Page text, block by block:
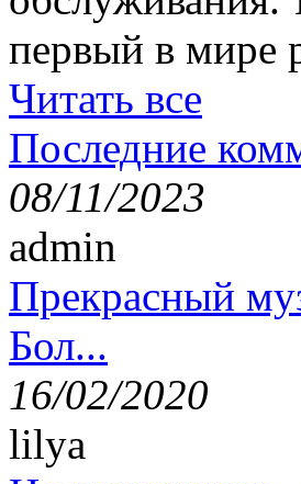
первый в мире
Читать все
Последние
08/11/2023
admin
Прекрасный
Бол...
16/02/2020
lilya